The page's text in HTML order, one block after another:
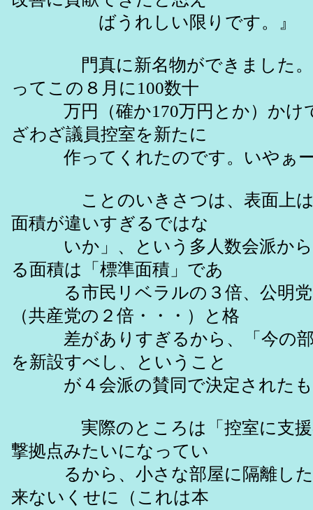
ばうれしい限りです。』
門真に新名物ができました。か
ってこの８月に100数十
万円（確か170万円とか）かけ
ざわざ議員控室を新たに
作ってくれたのです。いやぁー
ことのいきさつは、表面上は
面積が違いすぎるではな
いか」、という多人数会派から
る面積は「標準面積」であ
る市民リベラルの３倍、公明党
（共産党の２倍・・・）と格
差がありすぎるから、「今の部
を新設すべし、ということ
が４会派の賛同で決定されたも
実際のところは「控室に支援者
撃拠点みたいになってい
るから、小さな部屋に隔離した
来ないくせに（これは本